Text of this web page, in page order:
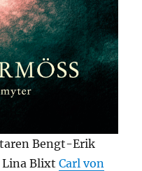
Bengt-Erik
Lina BlixtCarl von